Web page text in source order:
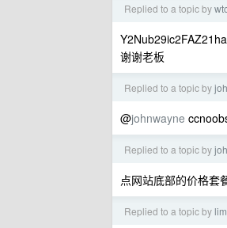
Replied to a topic by
谢谢老板
Replied to a topic by
@johnwayne
Replied to a topic by
点网站底部的价格套
Replied to a topic by